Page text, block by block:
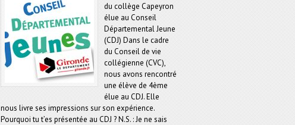
du collège Capeyron
élue au Conseil
Départemental Jeune
(CDJ) Dans le cadre
du Conseil de vie
collégienne (CVC),
nous avons rencontré
une élève de 4ème
élue au CDJ. Elle
nous livre ses impressions sur son expérience.
Pourquoi tu t’es présentée au CDJ ? N.S. : Je ne sais